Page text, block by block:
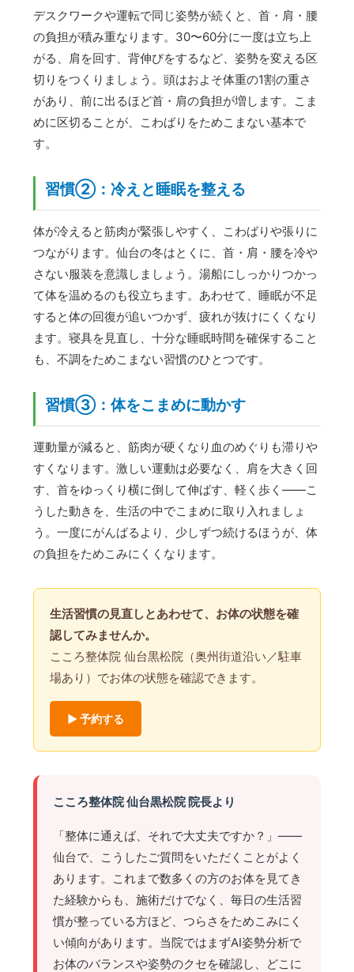
デスクワークや運転で同じ姿勢が続くと、首・肩・腰
の負担が積み重なります。30〜60分に一度は立ち上
がる、肩を回す、背伸びをするなど、姿勢を変える区
切りをつくりましょう。頭はおよそ体重の1割の重さ
があり、前に出るほど首・肩の負担が増します。こま
めに区切ることが、こわばりをためこまない基本で
す。
習慣②：冷えと睡眠を整える
体が冷えると筋肉が緊張しやすく、こわばりや張りに
つながります。仙台の冬はとくに、首・肩・腰を冷や
さない服装を意識しましょう。湯船にしっかりつかっ
て体を温めるのも役立ちます。あわせて、睡眠が不足
すると体の回復が追いつかず、疲れが抜けにくくなり
ます。寝具を見直し、十分な睡眠時間を確保すること
も、不調をためこまない習慣のひとつです。
習慣③：体をこまめに動かす
運動量が減ると、筋肉が硬くなり血のめぐりも滞りや
すくなります。激しい運動は必要なく、肩を大きく回
す、首をゆっくり横に倒して伸ばす、軽く歩く——こ
うした動きを、生活の中でこまめに取り入れましょ
う。一度にがんばるより、少しずつ続けるほうが、体
の負担をためこみにくくなります。
生活習慣の見直しとあわせて、お体の状態を確
認してみませんか。
こころ整体院 仙台黒松院（奥州街道沿い／駐車
場あり）でお体の状態を確認できます。
▶ 予約する
こころ整体院 仙台黒松院 院長より
「整体に通えば、それで大丈夫ですか？」——
仙台で、こうしたご質問をいただくことがよく
あります。これまで数多くの方のお体を見てき
た経験からも、施術だけでなく、毎日の生活習
慣が整っている方ほど、つらさをためこみにく
い傾向があります。当院ではまずAI姿勢分析で
お体のバランスや姿勢のクセを確認し、どこに